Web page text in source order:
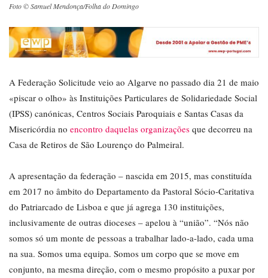
Foto © Samuel Mendonça/Folha do Domingo
A Federação Solicitude veio ao Algarve no passado dia 21 de maio
«piscar o olho» às Instituições Particulares de Solidariedade Social
(IPSS) canónicas, Centros Sociais Paroquiais e Santas Casas da
Misericórdia no encontro daquelas organizações que decorreu na
Casa de Retiros de São Lourenço do Palmeiral.
A apresentação da federação – nascida em 2015, mas constituída
em 2017 no âmbito do Departamento da Pastoral Sócio-Caritativa
do Patriarcado de Lisboa e que já agrega 130 instituições,
inclusivamente de outras dioceses – apelou à “união”. “Nós não
somos só um monte de pessoas a trabalhar lado-a-lado, cada uma
na sua. Somos uma equipa. Somos um corpo que se move em
conjunto, na mesma direção, com o mesmo propósito a puxar por